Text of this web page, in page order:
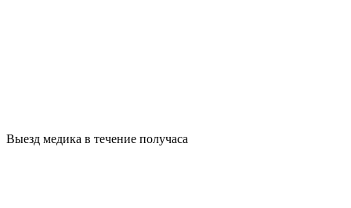
Выезд медика в течение получаса